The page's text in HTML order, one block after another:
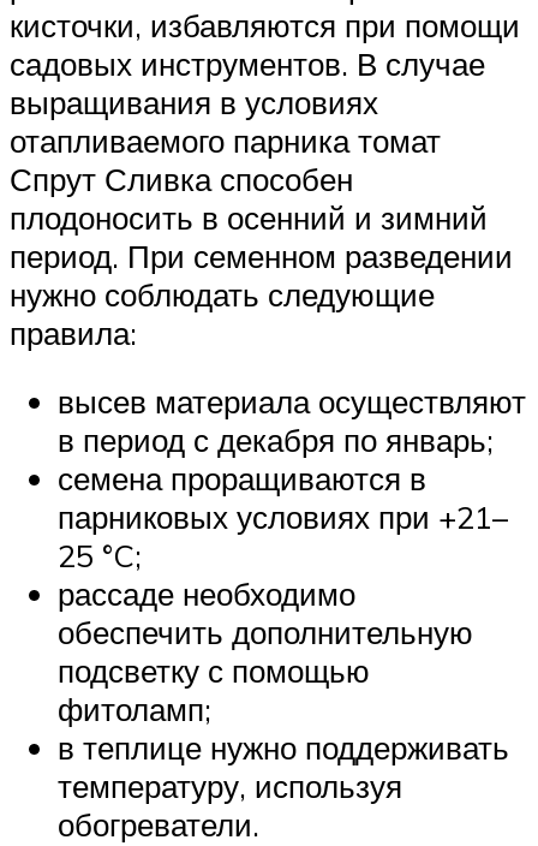
кисточки, избавляются при помощи
садовых инструментов. В случае
выращивания в условиях
отапливаемого парника томат
Спрут Сливка способен
плодоносить в осенний и зимний
период. При семенном разведении
нужно соблюдать следующие
правила:
высев материала осуществляют
в период с декабря по январь;
семена проращиваются в
парниковых условиях при +21–
25 °C;
рассаде необходимо
обеспечить дополнительную
подсветку с помощью
фитоламп;
в теплице нужно поддерживать
температуру, используя
обогреватели.